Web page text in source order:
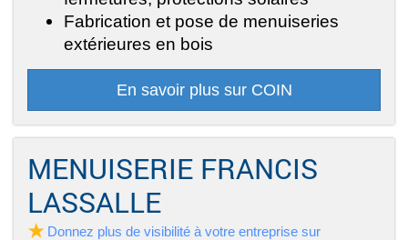
Fabrication et pose de menuiseries
extérieures en bois
En savoir plus sur COIN
MENUISERIE FRANCIS
LASSALLE
Donnez plus de visibilité à votre entreprise sur